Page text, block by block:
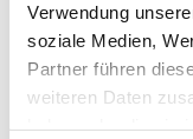
Verwendung
soziale Medien,
Partner führen
weiteren Daten